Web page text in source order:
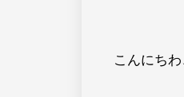
こんにち